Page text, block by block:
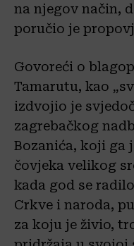
na njegov način,
poručio je
Govoreći o
Tamarutu, kao
izdvojio je
zagrebačkog
Bozanića, koji ga
čovjeka velikog
kada god se
Crkve i naroda,
za koju je živio,